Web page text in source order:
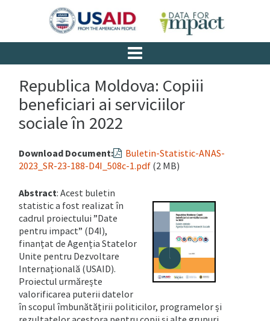
Republica Moldova: Copiii
beneficiari ai serviciilor
sociale în 2022
Download Document:
Buletin-Statistic-ANAS-
2023_SR-23-188-D4I_508c-1.pdf (2 MB)
Abstract: Acest buletin
statistic a fost realizat în
cadrul proiectului ”Date
pentru impact” (D4I),
finanțat de Agenția Statelor
Unite pentru Dezvoltare
Internațională (USAID).
Proiectul urmărește
valorificarea puterii datelor
în scopul îmbunătățirii politicilor, programelor și